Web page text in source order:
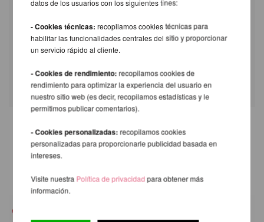
Keep out of reach of children.
"The Cleaner" is your perfect partner for a
cleaner, safer & more sustainable training
OTROS PRODUCTOS DE LA
datos de los usuarios con los siguientes fines:
- Cookies técnicas:recopilamos cookies técnicas para
habilitar las funcionalidades centrales del sitio y proporcionar
un servicio rápido al cliente.
- Cookies de rendimiento: recopilamos cookies de
rendimiento para optimizar la experiencia del usuario en
nuestro sitio web (es decir, recopilamos estadísticas y le
permitimos publicar comentarios).
- Cookies personalizadas: recopilamos cookies
personalizadas para proporcionarle publicidad basada en
intereses.
Visite nuestra Política de privacidadpara obtener más
información.